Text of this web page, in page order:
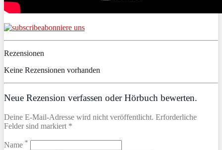
abonniere uns
Rezensionen
Keine Rezensionen vorhanden
Neue Rezension verfassen oder Hörbuch bewerten.
Deine E-Mail-Adresse wird nicht veröffentlicht. Erforderliche
Felder sind markiert *
Name *